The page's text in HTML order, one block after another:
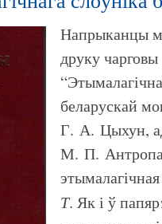
Напрыканцы
друку
беларускай
Г. А. Цыхун,
М. П.
Т. Як і ў